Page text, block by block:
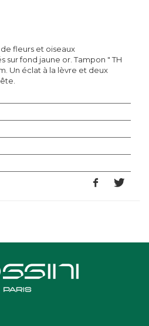
fleurs et oiseaux
sur fond jaune or. Tampon " TH
Un éclat à la lèvre et deux